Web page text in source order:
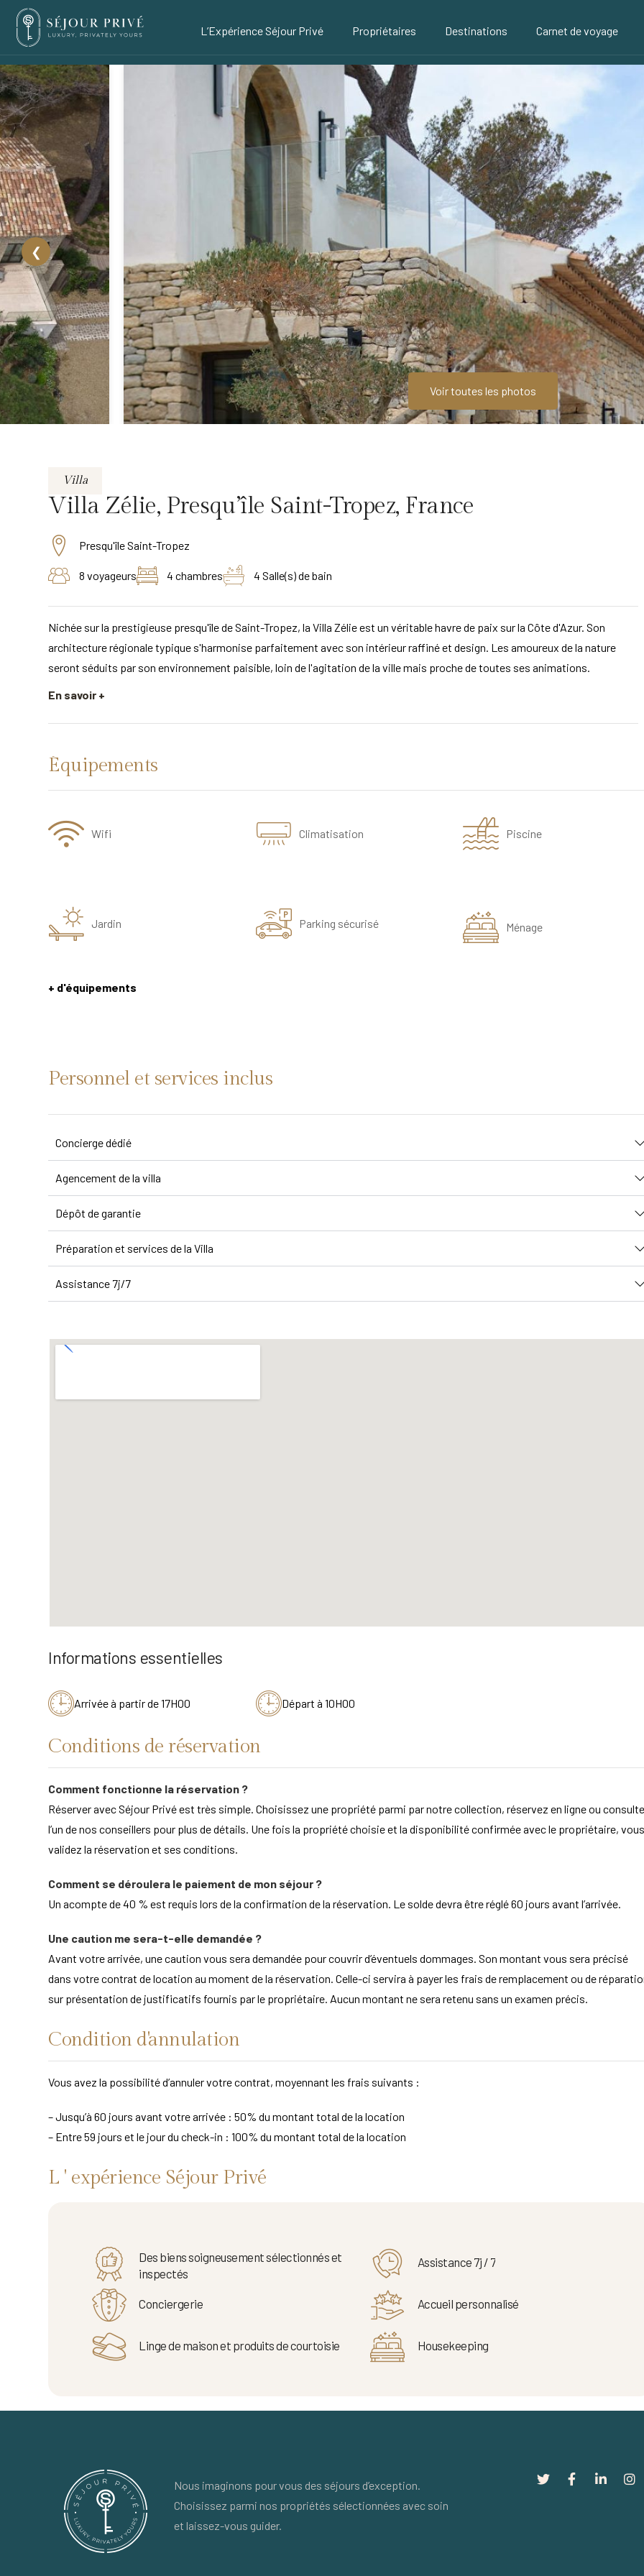
L’Expérience Séjour Privé Propriétaires Destinations Carnet de voyage
❮
Voir toutes les photos
Villa
Villa Zélie, Presqu’île Saint-Tropez, France
Presqu'île Saint-Tropez
8 voyageurs 4 chambres 4 Salle(s) de bain
Nichée sur la prestigieuse presqu'île de Saint-Tropez, la Villa Zélie est un véritable havre de paix sur la Côte d'Azur. Son
architecture régionale typique s'harmonise parfaitement avec son intérieur raffiné et design. Les amoureux de la nature
seront séduits par son environnement paisible, loin de l'agitation de la ville mais proche de toutes ses animations.
En savoir +
Équipements
Wifi Climatisation Piscine
Jardin Parking sécurisé Ménage
+ d'équipements
Personnel et services inclus
Concierge dédié
Agencement de la villa
Dépôt de garantie
Préparation et services de la Villa
Assistance 7j/7
Informations essentielles
Arrivée à partir de 17H00 Départ à 10H00
Conditions de réservation
Comment fonctionne la réservation ?
Réserver avec Séjour Privé est très simple. Choisissez une propriété parmi par notre collection, réservez en ligne ou
l’un de nos conseillers pour plus de détails. Une fois la propriété choisie et la disponibilité confirmée avec le propriétaire, vous
validez la réservation et ses conditions.
Comment se déroulera le paiement de mon séjour ?
Un acompte de 40 % est requis lors de la confirmation de la réservation. Le solde devra être réglé 60 jours avant l’arrivée.
Une caution me sera-t-elle demandée ?
Avant votre arrivée, une caution vous sera demandée pour couvrir d’éventuels dommages. Son montant vous sera précisé
dans votre contrat de location au moment de la réservation. Celle-ci servira à payer les frais de remplacement ou de
sur présentation de justificatifs fournis par le propriétaire. Aucun montant ne sera retenu sans un examen précis.
Condition d'annulation
Vous avez la possibilité d’annuler votre contrat, moyennant les frais suivants :
– Jusqu’à 60 jours avant votre arrivée : 50% du montant total de la location
– Entre 59 jours et le jour du check-in : 100% du montant total de la location
L ' expérience Séjour Privé
Des biens soigneusement sélectionnés et
inspectés
Assistance 7j / 7
Conciergerie Accueil personnalisé
Linge de maison et produits de courtoisie Housekeeping
Nous imaginons pour vous des séjours d’exception.
Choisissez parmi nos propriétés sélectionnées avec soin
et laissez-vous guider.